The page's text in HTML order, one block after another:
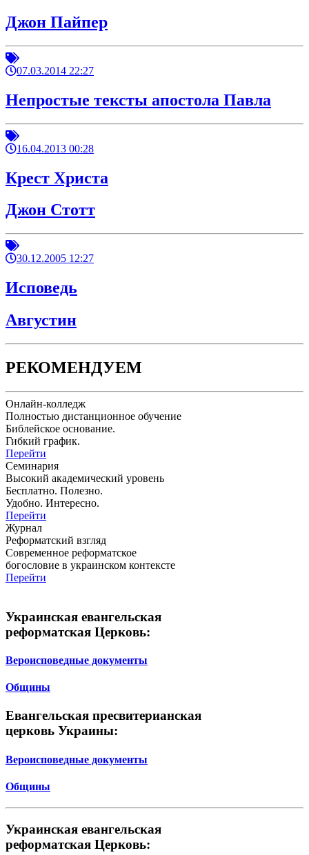
Джон Пайпер
07.03.2014 22:27
Непростые тексты апостола Павла
16.04.2013 00:28
Крест Христа
Джон Стотт
30.12.2005 12:27
Исповедь
Августин
РЕКОМЕНДУЕМ
Онлайн-колледж
Полностью дистанционное обучение
Библейское основание.
Гибкий график.
Перейти
Семинария
Высокий академический уровень
Бесплатно. Полезно.
Удобно. Интересно.
Перейти
Журнал
Реформатский взгляд
Современное реформатское
богословие в украинском контексте
Перейти
Украинская евангельская
реформатская Церковь:
Вероисповедные документы
Общины
Евангельская пресвитерианская
церковь Украины:
Вероисповедные документы
Общины
Украинская евангельская
реформатская Церковь: